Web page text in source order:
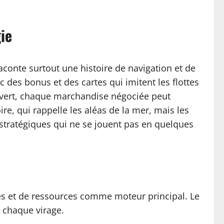
surtout une histoire de navigation et de
des bonus et des cartes qui imitent les flottes
chaque marchandise négociée peut
qui rappelle les aléas de la mer, mais les
qui ne se jouent pas en quelques
et de ressources comme moteur principal. Le
virage.